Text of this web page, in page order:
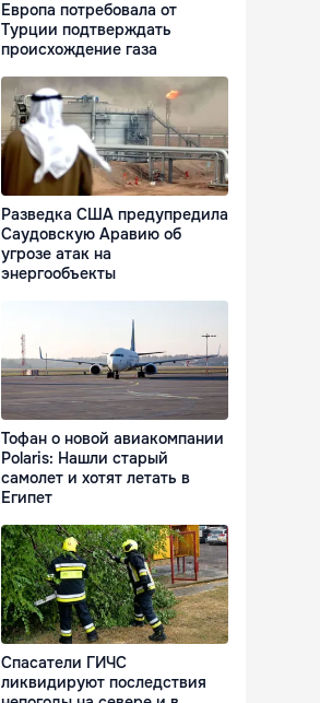
Европа потребовала от
Турции подтверждать
происхождение газа
Разведка США предупредила
Саудовскую Аравию об
угрозе атак на
энергообъекты
Тофан о новой авиакомпании
Polaris: Нашли старый
самолет и хотят летать в
Египет
Спасатели ГИЧС
ликвидируют последствия